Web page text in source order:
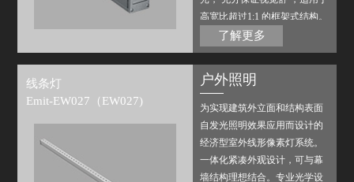
高宽比超过1:1 的框架式结构。
搭配磊飞内部或第三方标准控
制系统，可实现多种场景变
了解更多
线条灯
Emit-EW027（EW027)
户外照明
为实现建筑外立面和结构表面
自发光照明效果应用而设计的
经济型室外线形像素灯系统。
一体化紧凑外观设计，可与幕
墙结构理想结合。专业光学设